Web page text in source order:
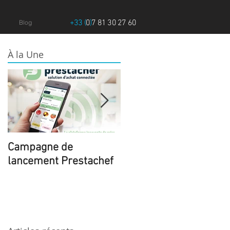
À la Une
Campagne de
lancement Prestachef
Blog +33 (0)7 81 30 27 60